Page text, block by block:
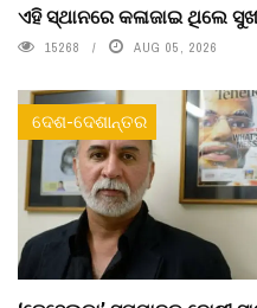
ଏହି ସ୍ଥାନରେ କଳାଜାଇ ଥିଲେ
15268 AUG 05, 2026
ଦେଶ-ଦେଶାନ୍ତର